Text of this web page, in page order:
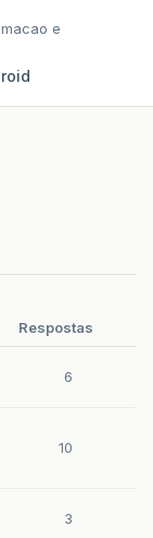
e
Respostas
6
10
3